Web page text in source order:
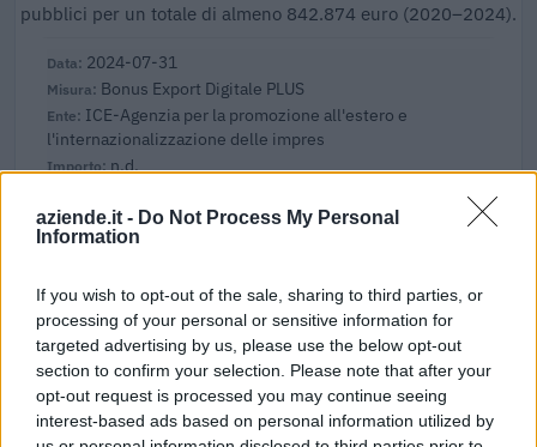
aziende.it - Do Not Process My Personal
Information
If you wish to opt-out of the sale, sharing to third parties, or
processing of your personal or sensitive information for
targeted advertising by us, please use the below opt-out
section to confirm your selection. Please note that after your
opt-out request is processed you may continue seeing
interest-based ads based on personal information utilized by
pubblici per un totale di almeno 842.874 euro (2020–2024).
2024-07-31
Bonus Export Digitale PLUS
ICE-Agenzia per la promozione all'estero e
l'internazionalizzazione delle impres
n.d.
2023-04-19
esenzioni fiscali e crediti d'imposta adottati a
COVID-19 [con mo
agenzia delle entrate
10.261 euro
2022-10-26
Nuova Sabatini - Finanziamenti per l'acquisto di
nuovi macchinari, impianti e attrezzature da parte delle